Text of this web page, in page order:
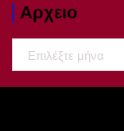
Αρχειο